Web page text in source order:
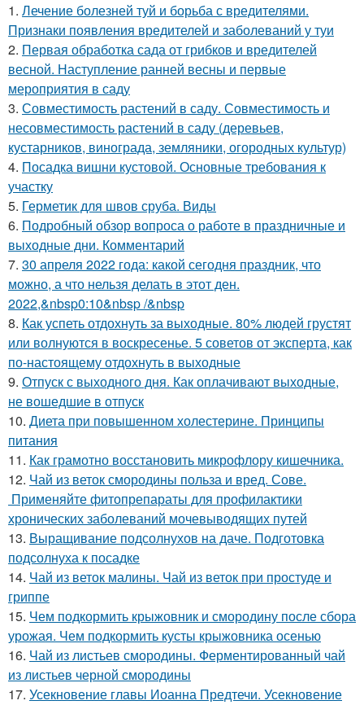
1. Лечение болезней туй и борьба с вредителями.
Признаки появления вредителей и заболеваний у туи
2. Первая обработка сада от грибков и вредителей
весной. Наступление ранней весны и первые
мероприятия в саду
3. Совместимость растений в саду. Совместимость и
несовместимость растений в саду (деревьев,
кустарников, винограда, земляники, огородных культур)
4. Посадка вишни кустовой. Основные требования к
участку
5. Герметик для швов сруба. Виды
6. Подробный обзор вопроса о работе в праздничные и
выходные дни. Комментарий
7. 30 апреля 2022 года: какой сегодня праздник, что
можно, а что нельзя делать в этот ден.
2022,&nbsp0:10&nbsp /&nbsp
8. Как успеть отдохнуть за выходные. 80% людей грустят
или волнуются в воскресенье. 5 советов от эксперта, как
по-настоящему отдохнуть в выходные
9. Отпуск с выходного дня. Как оплачивают выходные,
не вошедшие в отпуск
10. Диета при повышенном холестерине. Принципы
питания
11. Как грамотно восстановить микрофлору кишечника.
12. Чай из веток смородины польза и вред. Сове.
Применяйте фитопрепараты для профилактики
хронических заболеваний мочевыводящих путей
13. Выращивание подсолнухов на даче. Подготовка
подсолнуха к посадке
14. Чай из веток малины. Чай из веток при простуде и
гриппе
15. Чем подкормить крыжовник и смородину после сбора
урожая. Чем подкормить кусты крыжовника осенью
16. Чай из листьев смородины. Ферментированный чай
из листьев черной смородины
17. Усекновение главы Иоанна Предтечи. Усекновение